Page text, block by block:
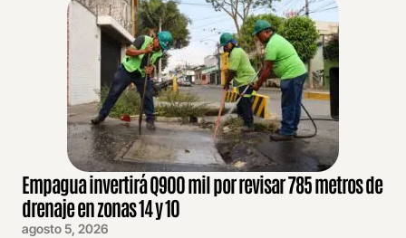
Empagua invertirá Q900 mil por revisar 785 metros de
drenaje en zonas 14 y 10
agosto 5, 2026